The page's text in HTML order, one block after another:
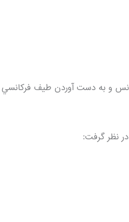
و به دست آوردن طيف فركانسي